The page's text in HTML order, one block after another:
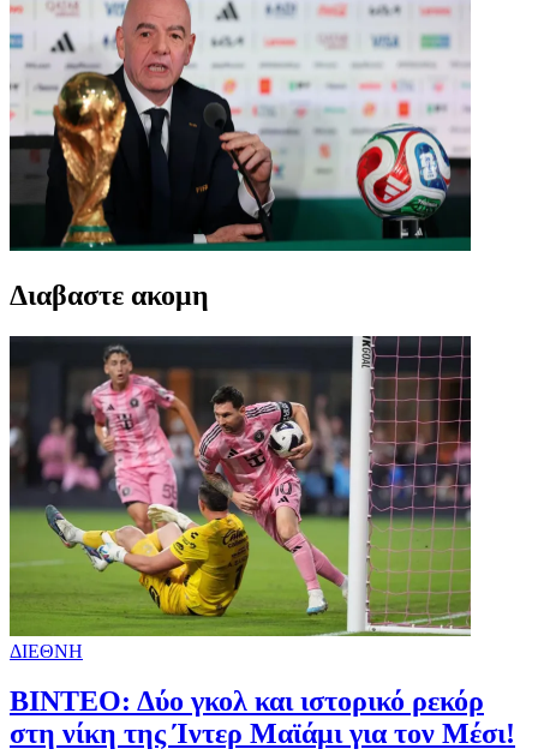
Διαβαστε ακομη
ΔΙΕΘΝΗ
ΒΙΝΤΕΟ: Δύο γκολ και ιστορικό ρεκόρ
στη νίκη της Ίντερ Μαϊάμι για τον Μέσι!